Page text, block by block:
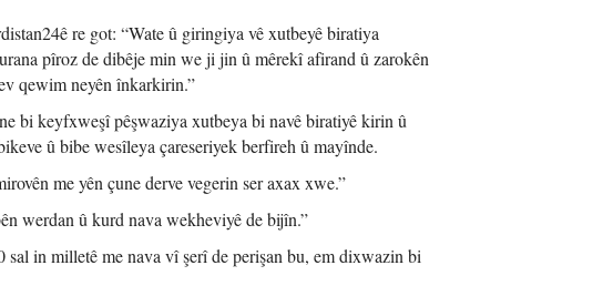
re got: “Wate û giringiya vê xutbeyê biratiya
pîroz de dibêje min we ji jin û mêrekî afirand û zarokên
qewim neyên înkarkirin.”
bi keyfxweşî pêşwaziya xutbeya bi navê biratiyê kirin û
û bibe wesîleya çareseriyek berfireh û mayînde.
me yên çune derve vegerin ser axax xwe.”
werdan û kurd nava wekheviyê de bijîn.”
in milletê me nava vî şerî de perişan bu, em dixwazin bi